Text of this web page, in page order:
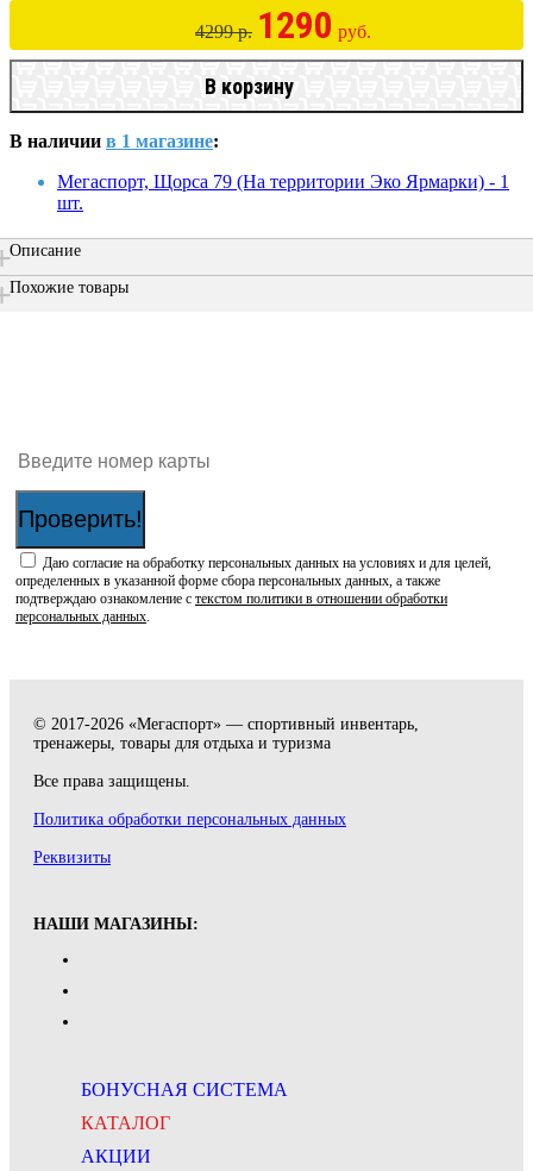
4299 р. 1290 руб.
В корзину
В наличии в 1 магазине:
Мегаспорт, Щорса 79 (На территории Эко Ярмарки) - 1
шт.
Описание
Похожие товары
Проверить!
Даю согласие на обработку персональных данных на условиях и для целей,
определенных в указанной форме сбора персональных данных, а также
подтверждаю ознакомление с текстом политики в отношении обработки
персональных данных
© 2017-2026 «Мегаспорт» — спортивный инвентарь,
тренажеры, товары для отдыха и туризма
Все права защищены.
Политика обработки персональных данных
Реквизиты
НАШИ МАГАЗИНЫ:
БОНУСНАЯ СИСТЕМА
КАТАЛОГ
АКЦИИ